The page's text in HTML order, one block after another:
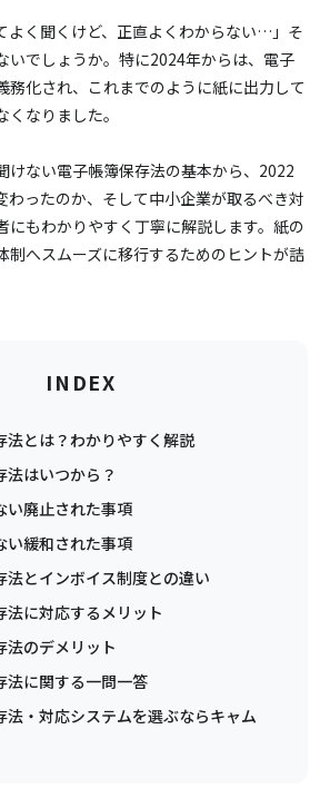
よく聞くけど、正直よくわからない…」そ
いでしょうか。特に2024年からは、電子
務化され、これまでのように紙に出力して
なりました。
けない電子帳簿保存法の基本から、2022
わったのか、そして中小企業が取るべき対
にもわかりやすく丁寧に解説します。紙の
制へスムーズに移行するためのヒントが詰
INDEX
法とは？わかりやすく解説
法はいつから？
い廃止された事項
い緩和された事項
法とインボイス制度との違い
法に対応するメリット
法のデメリット
法に関する一問一答
法・対応システムを選ぶならキャム